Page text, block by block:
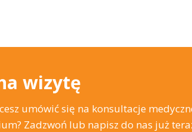
wizytę
umówić się na konsultacje
Zadzwoń lub napisz do nas już